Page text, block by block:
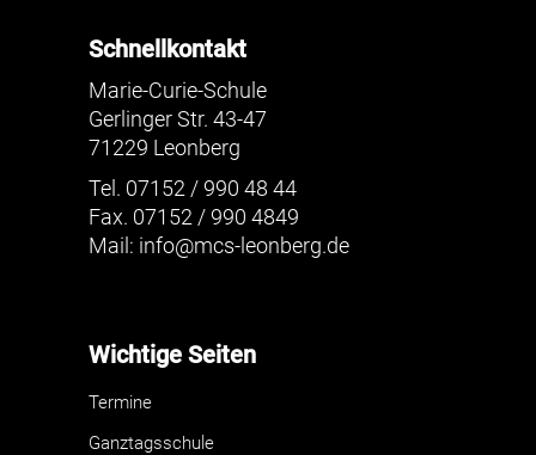
Schnellkontakt
Marie-Curie-Schule
Gerlinger Str. 43-47
71229 Leonberg
Tel. 07152 / 990 48 44
Fax. 07152 / 990 4849
Mail: info@mcs-leonberg.de
Wichtige Seiten
Termine
Ganztagsschule